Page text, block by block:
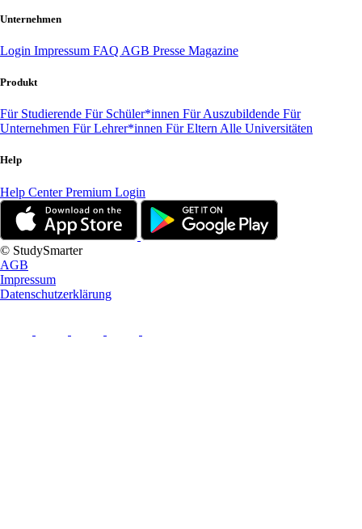
Unternehmen
Login Impressum FAQ AGB Presse Magazine
Produkt
Für Studierende Für Schüler*innen Für Auszubildende Für
Unternehmen Für Lehrer*innen Für Eltern Alle Universitäten
Help
Help CenterPremium Login
© StudySmarter
AGB
Impressum
Datenschutzerklärung